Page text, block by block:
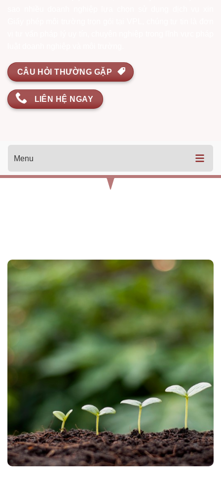
CÂU HỎI THƯỜNG GẶP
LIÊN HỆ NGAY
Menu